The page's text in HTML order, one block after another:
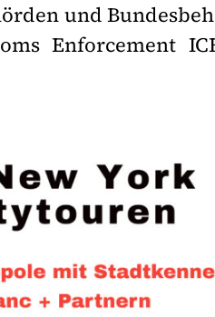
und
Enforcement